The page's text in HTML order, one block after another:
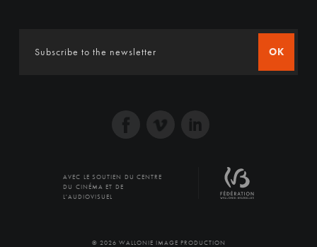
OK
AVEC LE SOUTIEN DU CENTRE
DU CINÉMA ET DE
L'AUDIOVISUEL
© 2026 WALLONIE IMAGE PRODUCTION